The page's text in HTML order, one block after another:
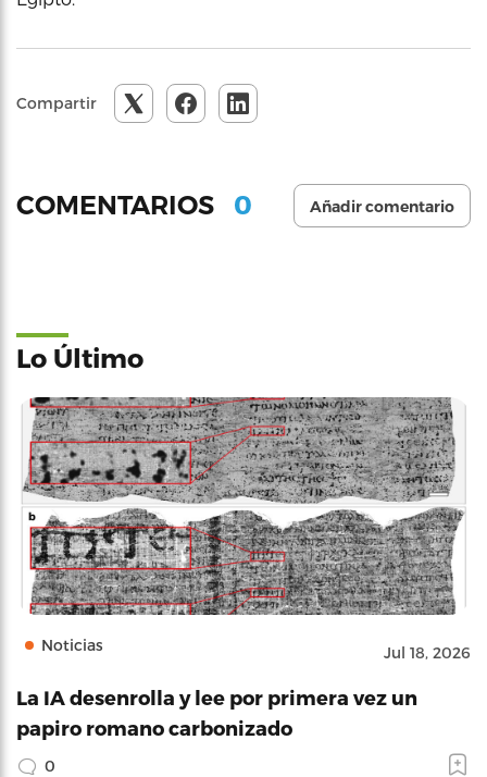
Compartir
COMENTARIOS 0 Añadir comentario
Lo Último
Noticias Jul 18, 2026
La IA desenrolla y lee por primera vez un
papiro romano carbonizado
0